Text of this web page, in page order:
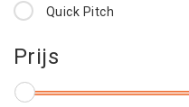
Quick Pitch
Prijs